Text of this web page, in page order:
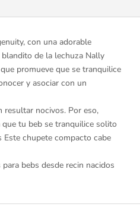
con una adorable
de la lechuza Nally
promueve que se tranquilice
y asociar con un
resultar nocivos. Por eso,
que tu beb se tranquilice solito
chupete compacto cabe
bebs desde recin nacidos